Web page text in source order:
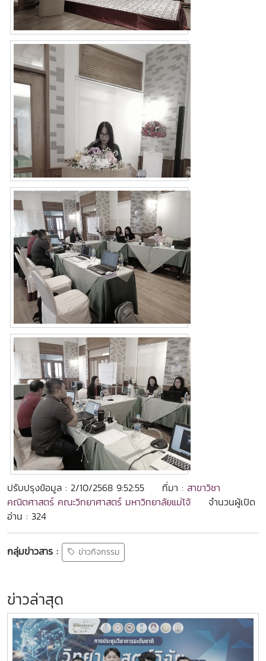
ปรับปรุงข้อมูล : 2/10/2568 9:52:55 ที่มา : สาขาวิชา
คณิตศาสตร์ คณะวิทยาศาสตร์ มหาวิทยาลัยแม่โจ้
จำนวนผู้เปิด
อ่าน : 324
กลุ่มข่าวสาร : ข่าวกิจกรรม
ข่าวล่าสุด